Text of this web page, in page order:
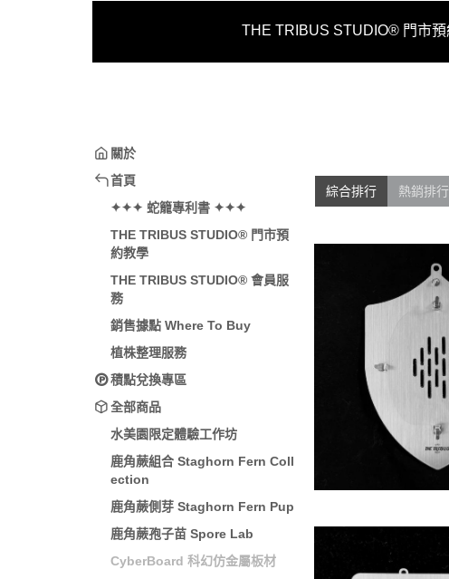
THE TRIBUS STUDIO® 門市預
關於
首頁
✦✦✦ 蛇籠專利書 ✦✦✦
THE TRIBUS STUDIO® 門市預
約教學
THE TRIBUS STUDIO® 會員服
務
銷售據點 Where To Buy
植株整理服務
積點兌換專區
全部商品
水美園限定體驗工作坊
鹿角蕨組合 Staghorn Fern Coll
ection
鹿角蕨側芽 Staghorn Fern Pup
鹿角蕨孢子苗 Spore Lab
CyberBoard 科幻仿金屬板材
綜合排行 熱銷排行